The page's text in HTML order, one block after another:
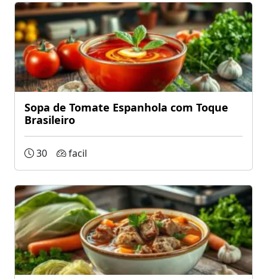
Sopa de Tomate Espanhola com Toque
Brasileiro
30 facil